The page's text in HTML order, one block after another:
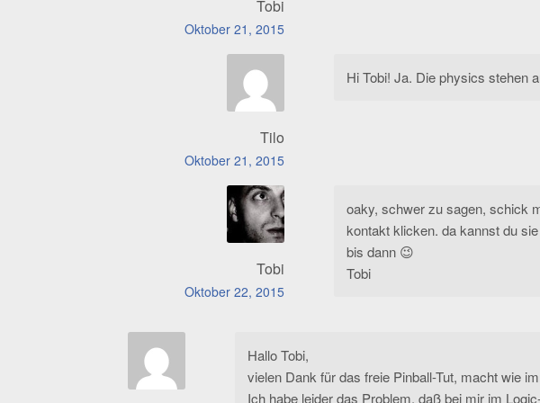
Tobi
Oktober 21, 2015
Tilo
Oktober 21, 2015
Hi Tobi! Ja. Die physics stehen
Tobi
Oktober 22, 2015
oaky, schwer zu sagen, schick
kontakt klicken. da kannst du
bis dann 😉
Tobi
Hallo Tobi,
vielen Dank für das freie Pinball-Tut, macht wie
Ich habe leider das Problem, daß bei mir im